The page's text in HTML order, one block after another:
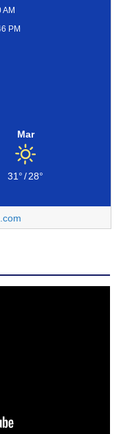
AM
PM
Mar
31°/28°